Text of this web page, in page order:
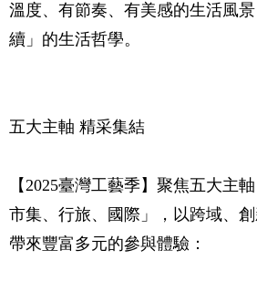
溫度、有節奏、有美感的生活風
續」的生活哲學。
五大主軸 精采集結
【2025臺灣工藝季】聚焦五大主
市集、行旅、國際」，以跨域、創
帶來豐富多元的參與體驗：